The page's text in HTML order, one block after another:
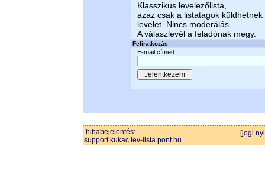
Klasszikus levelezőlista,
azaz csak a listatagok küldhetnek
levelet. Nincs moderálás.
A válaszlevél a feladónak megy.
Feliratkozás
E-mail címed:
hibabejelentés:
support kukac lev-lista pont hu
[jogi